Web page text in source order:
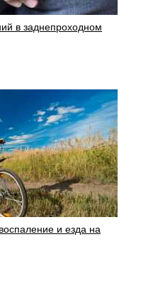
в заднепроходном
и езда на